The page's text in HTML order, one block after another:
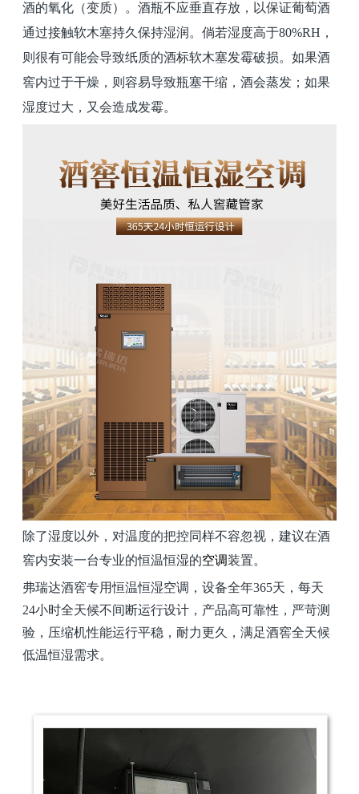
酒的氧化（变质）。酒瓶不应垂直存放，以保证葡萄酒
通过接触软木塞持久保持湿润。倘若湿度高于80%RH ，
则很有可能会导致纸质的酒标软木塞发霉破损。如果酒
窖内过于干燥，则容易导致瓶塞干缩，酒会蒸发；如果
湿度过大，又会造成发霉。
除了湿度以外，对温度的把控同样不容忽视，建议在酒
窖内安装一台专业的恒温恒湿的空调装置。
弗瑞达酒窖专用恒温恒湿空调，设备全年365天，每天
24小时全天候不间断运行设计，产品高可靠性，严苛测
验，压缩机性能运行平稳，耐力更久，满足酒窖全天候
低温恒湿需求。